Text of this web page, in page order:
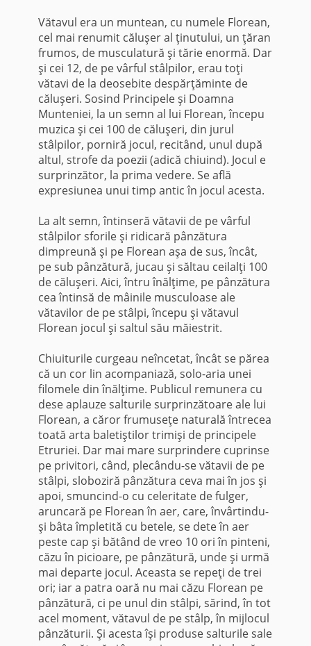
Vătavul era un muntean, cu numele Florean,
cel mai renumit căluşer al ţinutului, un ţăran
frumos, de muscu­latură şi tărie enormă. Dar
şi cei 12, de pe vârful stâlpilor, erau toţi
vătavi de la deosebite despărţăminte de
căluşeri. Sosind Principele şi Doamna
Munteniei, la un semn al lui Florean, începu
muzica şi cei 100 de căluşeri, din jurul
stâlpilor, porniră jocul, recitând, unul după
altul, strofe da poezii (adică chiuind). Jocul e
surprinzător, la prima vedere. Se află
expresiunea unui timp antic în jocul acesta.
La alt semn, întinseră vătavii de pe vârful
stâlpilor sforile şi ridicară pânzătura
dimpreună şi pe Florean aşa de sus, încât,
pe sub pânzătură, jucau şi săltau ceilalţi 100
de căluşeri. Aici, întru înălţime, pe pânzătura
cea întinsă de mâinile musculoase ale
vătavilor de pe stâlpi, începu şi vătavul
Florean jocul şi saltul său măiestrit.
Chiuiturile curgeau neîncetat, încât se părea
că un cor lin acompaniază, solo-aria unei
filomele din înălţime. Publi­cul remunera cu
dese aplauze salturile surprinzătoare ale lui
Florean, a căror frumuseţe naturală întrecea
toată arta baletiştilor trimişi de principele
Etruriei. Dar mai mare sur­prindere cuprinse
pe privitori, când, plecându-se vătavii de pe
stâlpi, sloboziră pânzătura ceva mai în jos şi
apoi, smuncind-o cu celeritate de fulger,
aruncară pe Florean în aer, care, învârtindu-
şi bâta împletită cu betele, se dete în aer
peste cap şi bătând de vreo 10 ori în pinteni,
căzu în picioare, pe pânzătură, unde şi urmă
mai departe jocul. Aceasta se repeţi de trei
ori; iar a patra oară nu mai căzu Florean pe
pânzătură, ci pe unul din stâlpi, sărind, în tot
acel moment, vătavul de pe stâlp, în mijlocul
pânzăturii. Şi acesta îşi pro­duse salturile sale